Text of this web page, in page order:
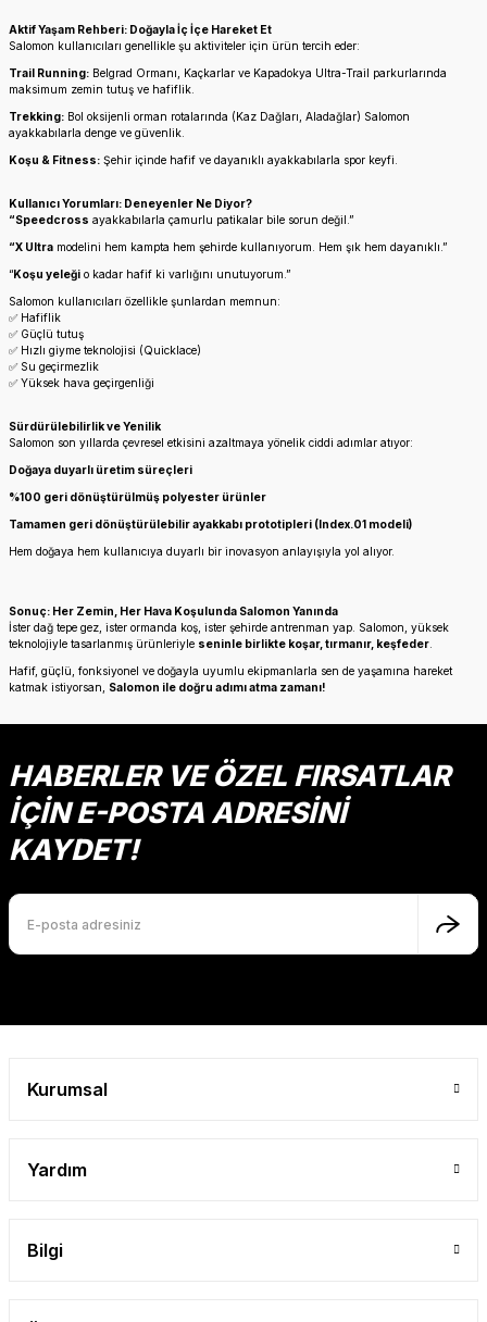
Aktif Yaşam Rehberi: Doğayla İç İçe Hareket Et
Salomon kullanıcıları genellikle şu aktiviteler için ürün tercih eder:
Trail Running: Belgrad Ormanı, Kaçkarlar ve Kapadokya Ultra-Trail parkurlarında
maksimum zemin tutuş ve hafiflik.
Trekking: Bol oksijenli orman rotalarında (Kaz Dağları, Aladağlar) Salomon
ayakkabılarla denge ve güvenlik.
Koşu & Fitness: Şehir içinde hafif ve dayanıklı ayakkabılarla spor keyfi.
Kullanıcı Yorumları: Deneyenler Ne Diyor?
“Speedcross ayakkabılarla çamurlu patikalar bile sorun değil.”
“X Ultra modelini hem kampta hem şehirde kullanıyorum. Hem şık hem dayanıklı.”
“Koşu yeleği o kadar hafif ki varlığını unutuyorum.”
Salomon kullanıcıları özellikle şunlardan memnun:
✅ Hafiflik
✅ Güçlü tutuş
✅ Hızlı giyme teknolojisi (Quicklace)
✅ Su geçirmezlik
✅ Yüksek hava geçirgenliği
Sürdürülebilirlik ve Yenilik
Salomon son yıllarda çevresel etkisini azaltmaya yönelik ciddi adımlar atıyor:
Doğaya duyarlı üretim süreçleri
%100 geri dönüştürülmüş polyester ürünler
Tamamen geri dönüştürülebilir ayakkabı prototipleri (Index.01 modeli)
Hem doğaya hem kullanıcıya duyarlı bir inovasyon anlayışıyla yol alıyor.
Sonuç: Her Zemin, Her Hava Koşulunda Salomon Yanında
İster dağ tepe gez, ister ormanda koş, ister şehirde antrenman yap. Salomon, yüksek
teknolojiyle tasarlanmış ürünleriyle seninle birlikte koşar, tırmanır, keşfeder
Hafif, güçlü, fonksiyonel ve doğayla uyumlu ekipmanlarla sen de yaşamına hareket
katmak istiyorsan, Salomon ile doğru adımı atma zamanı!
HABERLER VE ÖZEL FIRSATLAR
İÇİN E-POSTA ADRESİNİ
KAYDET!
Kurumsal
Yardım
Bilgi